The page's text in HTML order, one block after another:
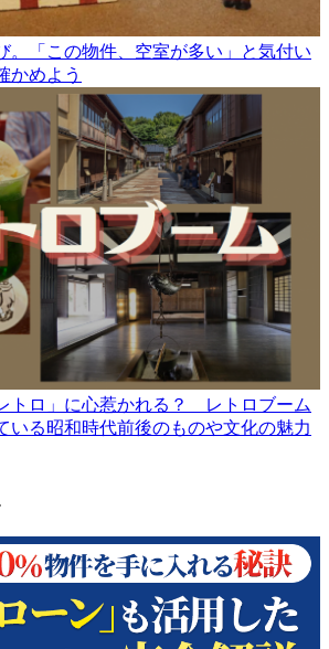
。「この物件、空室が多い」と気付い
かめよう
トロ」に心惹かれる？ レトロブーム
いる昭和時代前後のものや文化の魅力